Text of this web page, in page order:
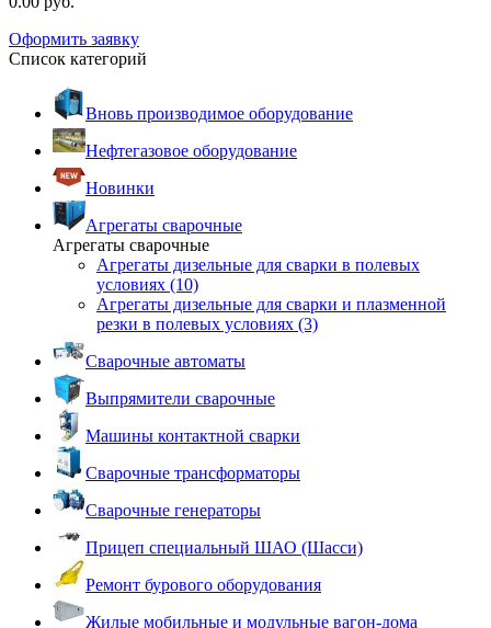
Оформить заявку
Список категорий
Вновь производимое оборудование
Нефтегазовое оборудование
Новинки
Агрегаты сварочные
Агрегаты сварочные
Агрегаты дизельные для сварки в полевых
условиях (10)
Агрегаты дизельные для сварки и плазменной
резки в полевых условиях (3)
Сварочные автоматы
Выпрямители сварочные
Машины контактной сварки
Сварочные трансформаторы
Сварочные генераторы
Прицеп специальный ШАО (Шасси)
Ремонт бурового оборудования
Жилые мобильные и модульные вагон-дома